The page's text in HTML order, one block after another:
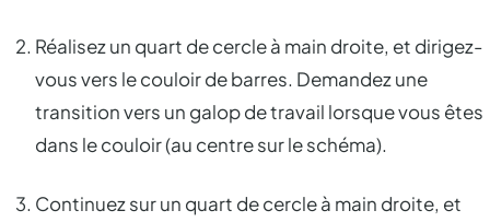
Réalisez un quart de cercle à main droite, et dirigez-
vous vers le couloir de barres. Demandez une
transition vers un galop de travail lorsque vous êtes
dans le couloir (au centre sur le schéma).
Continuez sur un quart de cercle à main droite, et